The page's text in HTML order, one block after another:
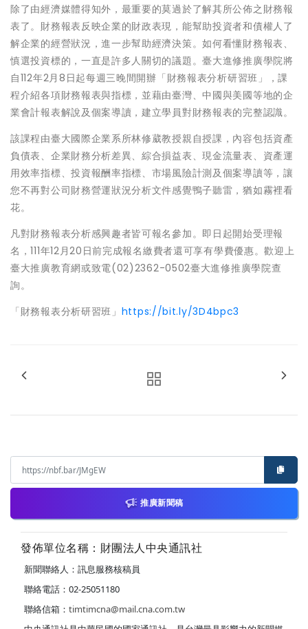
除了由經濟媒體得知外，最重要的莫過於了解其所公佈之財務報
表了。財務報表反映企業的財政表現，能幫助投資者和債權人了
解企業的經營狀況，進一步幫助經濟決策。如何看懂財務報表、
慎選投資標的，一直是許多人關切的議題。臺大進修推廣學院將
自112年2月8日起每週三晚間開辦「財務報表分析研習班」，課
程介紹各項財務報表與指標，並藉由臺灣、中國與美國等地的企
業會計報表解說及個案導讀，建立學員對財務報表的完整認識。
該課程由臺大國際企業系所林修葳教授親自授課，內容包括資產
負債表、企業財務分析差異、綜合損益表、現金流量表、資產運
用效率指標、投資報酬率指標、市場風險計測及個案導讀等，讓
您不再對公司財務營運狀況分析文件感覺鴨子聽雷，猶如霧裡看
花。
凡對財務報表分析感興趣者皆可報名參加。即日起開始受理報
名，111年12月20日前完成報名繳費者還可享有學費優惠。歡迎上
臺大推廣教育網或致電(02)2362-0502臺大進修推廣學院查
詢。
「財務報表分析研習班」 https://bit.ly/3D4bpc3
推廣新聞稿
發佈單位名稱：財團法人中央通訊社
新聞聯絡人：訊息服務核稿員
聯絡電話：02-25051180
聯絡信箱： timtimcna@mail.cna.com.tw